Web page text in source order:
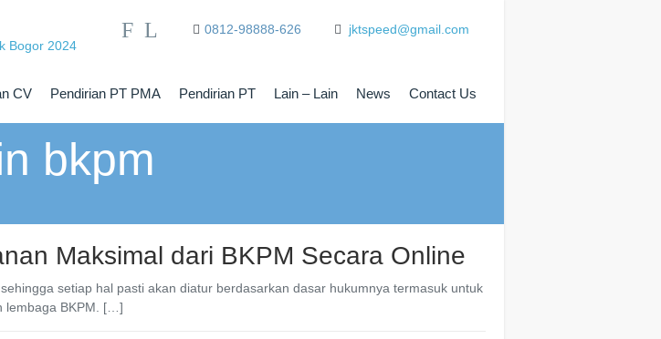
F L 0812-98888-626 jktspeed@gmail.com
CV Pendirian PT PMA Pendirian PT Lain – Lain News Contact Us
bkpm
Maksimal dari BKPM Secara Online
setiap hal pasti akan diatur berdasarkan dasar hukumnya termasuk untuk
lembaga BKPM. […]